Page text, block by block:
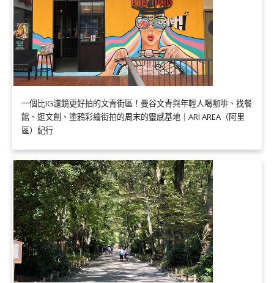
一個比IG濾鏡更好拍的文青街區！曼谷文青與年輕人喝咖啡、找餐
館、逛文創、塗鴉彩繪街拍的周末的靈感基地｜ARI AREA（阿里
區）紀行